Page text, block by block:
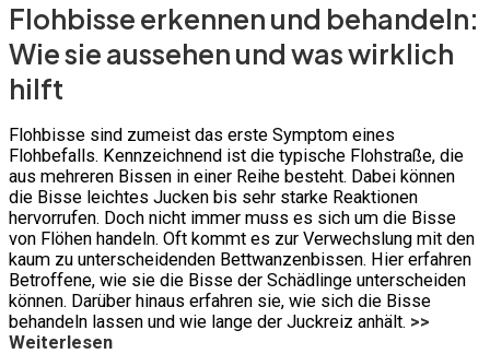
Flohbisse erkennen und behandeln:
Wie sie aussehen und was wirklich
hilft
Flohbisse sind zumeist das erste Symptom eines
Flohbefalls. Kennzeichnend ist die typische Flohstraße, die
aus mehreren Bissen in einer Reihe besteht. Dabei können
die Bisse leichtes Jucken bis sehr starke Reaktionen
hervorrufen. Doch nicht immer muss es sich um die Bisse
von Flöhen handeln. Oft kommt es zur Verwechslung mit den
kaum zu unterscheidenden Bettwanzenbissen. Hier erfahren
Betroffene, wie sie die Bisse der Schädlinge unterscheiden
können. Darüber hinaus erfahren sie, wie sich die Bisse
behandeln lassen und wie lange der Juckreiz anhält. >>
Weiterlesen